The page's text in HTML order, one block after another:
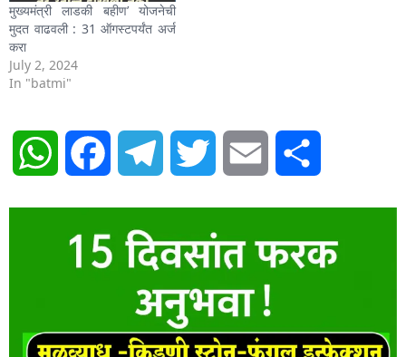
मुख्यमंत्री लाडकी बहीण’ योजनेची
मुदत वाढवली : 31 ऑगस्टपर्यंत अर्ज
करा
July 2, 2024
In "batmi"
WhatsAppFacebook Telegram Twitter Email